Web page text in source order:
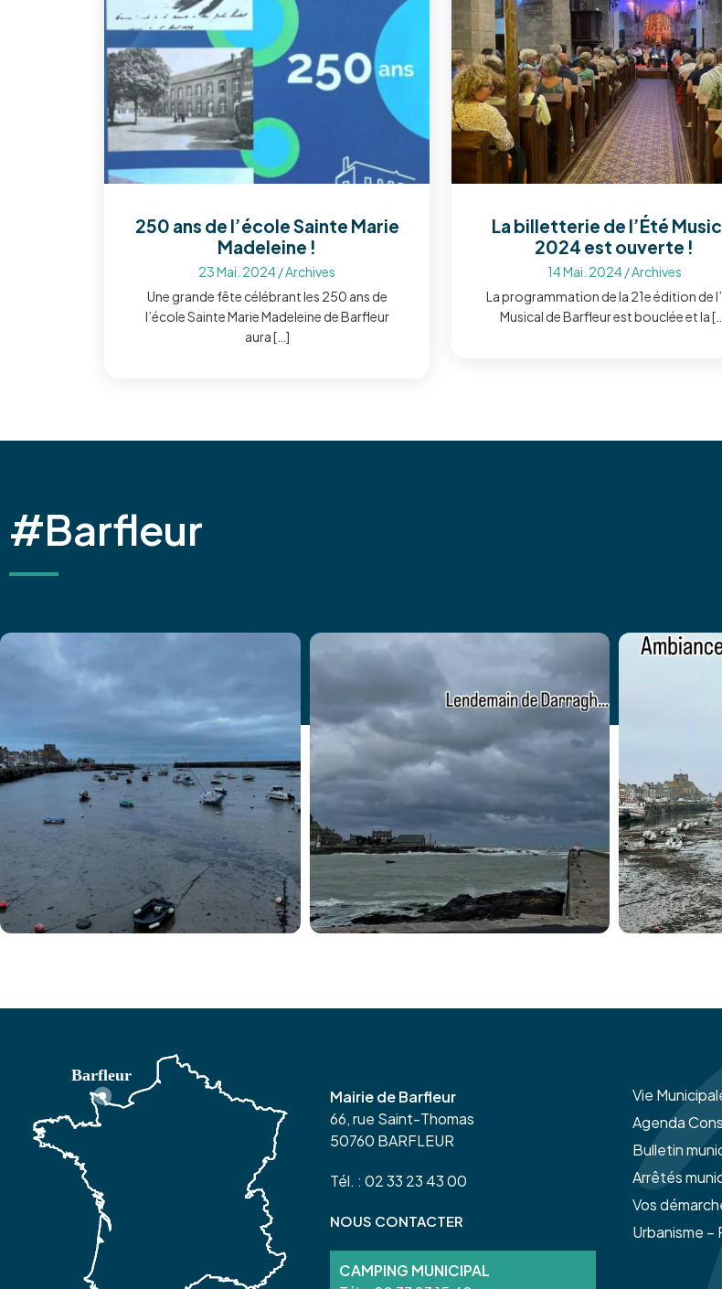
250 ans de l’école Sainte Marie
Madeleine !
23 Mai. 2024/Archives
Une grande fête célébrant les 250 ans de
l’école Sainte Marie Madeleine de Barfleur
aura […]
La billetterie de l’Été
2024 est ouverte !
14 Mai. 2024/Archives
La programmation de la 21e édition de
Musical de Barfleur est bouclée et la
#Barfleur
Mairie de Barfleur
66, rue Saint-Thomas
50760 BARFLEUR
Tél. : 02 33 23 43 00
NOUS CONTACTER
CAMPING MUNICIPAL
Vie
Agenda
Bulletin
Arrêtés
Vos
Urbanisme –